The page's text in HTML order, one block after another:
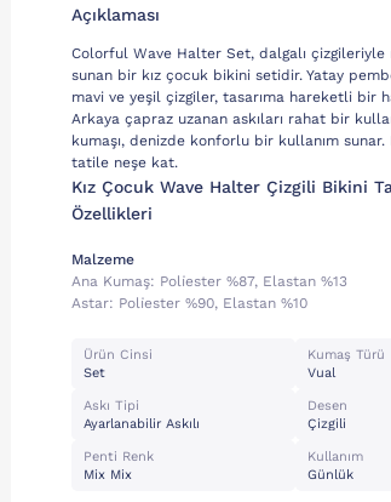
Açıklaması
Colorful Wave Halter Set, dalgalı
sunan bir kız çocuk bikini setidir. Yatay
mavi ve yeşil çizgiler, tasarıma hareketli bir
Arkaya çapraz uzanan askıları rahat bir
kumaşı, denizde konforlu bir kullanım
tatile neşe kat.
Kız Çocuk Wave Halter Çizgili Bikini
Özellikleri
Malzeme
Ana Kumaş: Poli̇ester %87, Elastan %13
Astar: Poli̇ester %90, Elastan %10
Ürün Cinsi
Set
Kumaş Türü
Vual
Askı Tipi
Ayarlanabilir Askılı
Desen
Çizgili
Penti Renk
Mix Mix
Kullanım
Günlük